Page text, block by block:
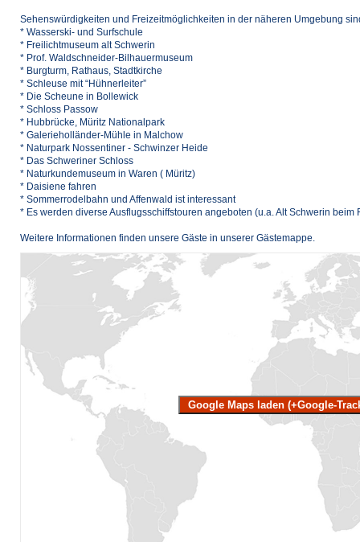
Sehenswürdigkeiten und Freizeitmöglichkeiten in der näheren Umgebung
* Wasserski- und Surfschule
* Freilichtmuseum alt Schwerin
* Prof. Waldschneider-Bilhauermuseum
* Burgturm, Rathaus, Stadtkirche
* Schleuse mit “Hühnerleiter”
* Die Scheune in Bollewick
* Schloss Passow
* Hubbrücke, Müritz Nationalpark
* Galerieholländer-Mühle in Malchow
* Naturpark Nossentiner - Schwinzer Heide
* Das Schweriner Schloss
* Naturkundemuseum in Waren ( Müritz)
* Daisiene fahren
* Sommerrodelbahn und Affenwald ist interessant
* Es werden diverse Ausflugsschiffstouren angeboten (u.a. Alt Schwerin beim
Weitere Informationen finden unsere Gäste in unserer Gästemappe.
Google Maps laden (+Google-